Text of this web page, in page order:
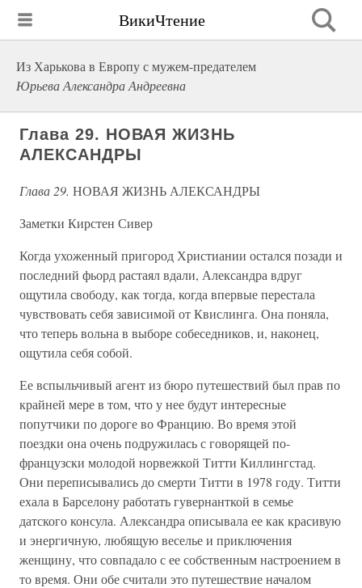
ВикиЧтение
Из Харькова в Европу с мужем-предателем
Юрьева Александра Андреевна
Глава 29. НОВАЯ ЖИЗНЬ
АЛЕКСАНДРЫ
Глава 29. НОВАЯ ЖИЗНЬ АЛЕКСАНДРЫ
Заметки Кирстен Сивер
Когда ухоженный пригород Христиании остался позади и
последний фьорд растаял вдали, Александра вдруг
ощутила свободу, как тогда, когда впервые перестала
чувствовать себя зависимой от Квислинга. Она поняла,
что теперь вольна в выборе собеседников, и, наконец,
ощутила себя собой.
Ее вспыльчивый агент из бюро путешествий был прав по
крайней мере в том, что у нее будут интересные
попутчики по дороге во Францию. Во время этой
поездки она очень подружилась с говорящей по-
французски молодой норвежкой Титти Киллингстад.
Они переписывались до смерти Титти в 1978 году. Титти
ехала в Барселону работать гувернанткой в семье
датского консула. Александра описывала ее как красивую
и энергичную, любящую веселье и приключения
женщину, что совпадало с ее собственным настроением в
то время. Они обе считали это путешествие началом